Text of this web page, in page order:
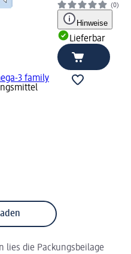
3 family
(0)
Hinweise
Lieferbar
lies die Packungsbeilage